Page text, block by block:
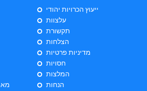
ייעוץ הכרויות יהודי
עלצוות
תקשורת
הצלחות
מדיניות פרטיות
חסויות
המלצות
הנחות